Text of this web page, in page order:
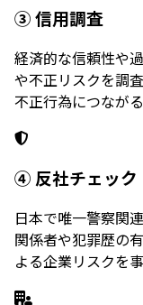
③ 信用調査
経済的な信頼性や
や不正リスクを調
不正行為につなが
④ 反社チェック
日本で唯一警察関
関係者や犯罪歴の
よる企業リスクを